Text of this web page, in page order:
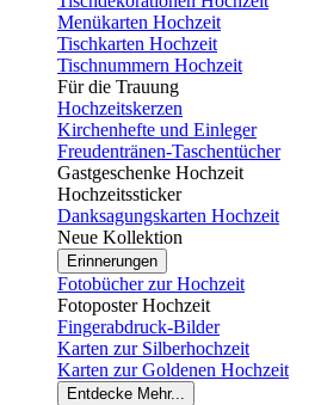
Menükarten Hochzeit
Tischkarten Hochzeit
Tischnummern Hochzeit
Für die Trauung
Hochzeitskerzen
Kirchenhefte und Einleger
Freudentränen-Taschentücher
Gastgeschenke Hochzeit
Hochzeitssticker
Danksagungskarten Hochzeit
Neue Kollektion
Erinnerungen
Fotobücher zur Hochzeit
Fotoposter Hochzeit
Fingerabdruck-Bilder
Karten zur Silberhochzeit
Karten zur Goldenen Hochzeit
Entdecke Mehr...